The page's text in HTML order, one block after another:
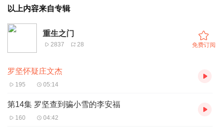
以上内容来自专辑
重生之门
2837 28 免费订阅
罗坚怀疑庄文杰
195 05:14
第14集 罗坚查到骗小雪的李安福
160 04:42